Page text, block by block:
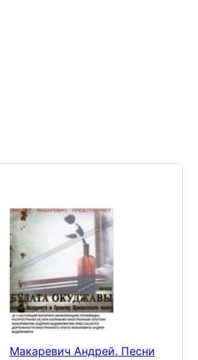
Макаревич Андрей. Песни